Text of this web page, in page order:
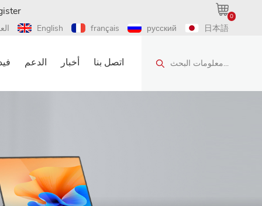
0
English français русский 日本語
معلومات البحث... الدعم أخبار اتصل بنا